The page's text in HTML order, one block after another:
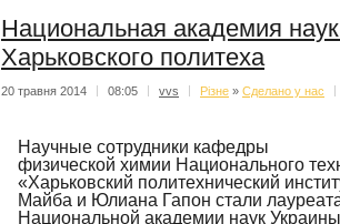
Национальная академия
Харьковского политеха
20 травня 2014 08:05 vvs Різне » Сделано у нас
Научные сотрудники кафедры
физической химии Национального
«Харьковский политехнический
Майба и Юлиана Гапон стали
Национальной академии наук